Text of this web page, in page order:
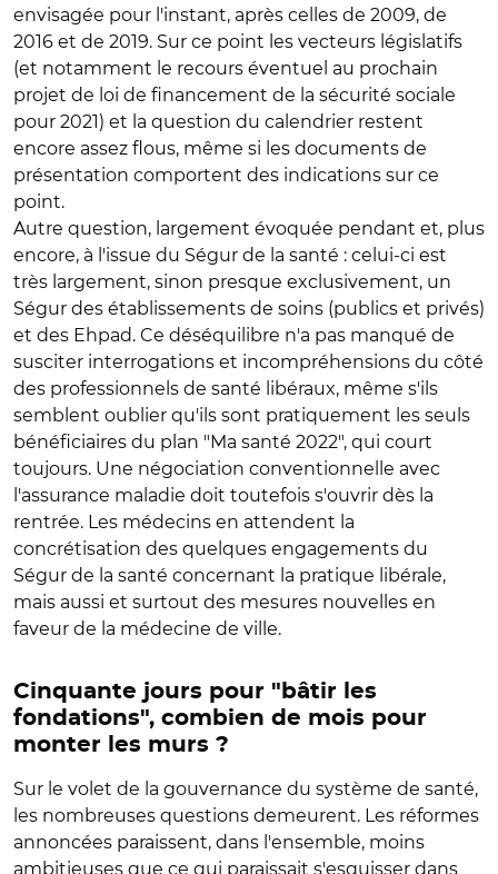
envisagée pour l'instant, après celles de 2009, de
2016 et de 2019. Sur ce point les vecteurs législatifs
(et notamment le recours éventuel au prochain
projet de loi de financement de la sécurité sociale
pour 2021) et la question du calendrier restent
encore assez flous, même si les documents de
présentation comportent des indications sur ce
point.
Autre question, largement évoquée pendant et, plus
encore, à l'issue du Ségur de la santé : celui-ci est
très largement, sinon presque exclusivement, un
Ségur des établissements de soins (publics et privés)
et des Ehpad. Ce déséquilibre n'a pas manqué de
susciter interrogations et incompréhensions du côté
des professionnels de santé libéraux, même s'ils
semblent oublier qu'ils sont pratiquement les seuls
bénéficiaires du plan "Ma santé 2022", qui court
toujours. Une négociation conventionnelle avec
l'assurance maladie doit toutefois s'ouvrir dès la
rentrée. Les médecins en attendent la
concrétisation des quelques engagements du
Ségur de la santé concernant la pratique libérale,
mais aussi et surtout des mesures nouvelles en
faveur de la médecine de ville.
Cinquante jours pour "bâtir les
fondations", combien de mois pour
monter les murs ?
Sur le volet de la gouvernance du système de santé,
les nombreuses questions demeurent. Les réformes
annoncées paraissent, dans l'ensemble, moins
ambitieuses que ce qui paraissait s'esquisser dans